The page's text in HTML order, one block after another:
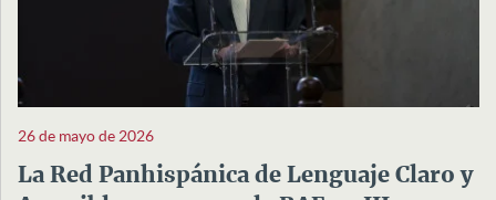
26 de mayo de 2026
La Red Panhispánica de Lenguaje Claro y